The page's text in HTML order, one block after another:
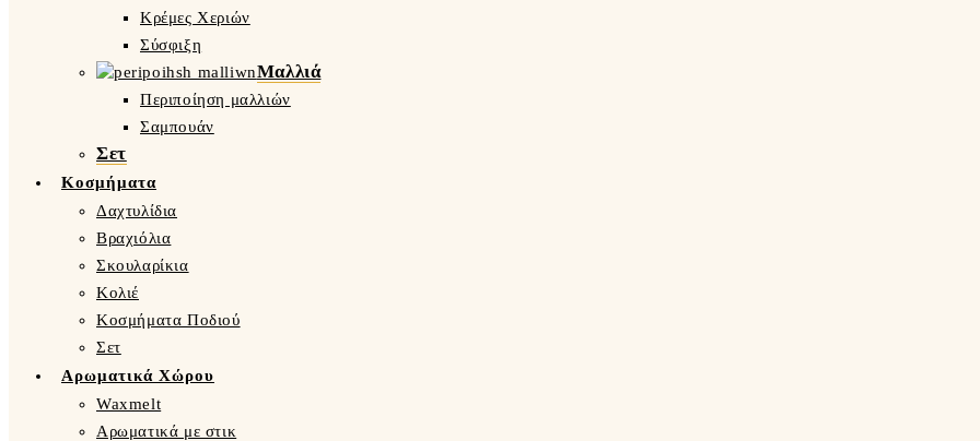
Κρέμες Χεριών
Σύσφιξη
Μαλλιά
Περιποίηση μαλλιών
Σαμπουάν
Σετ
Κοσμήματα
Δαχτυλίδια
Βραχιόλια
Σκουλαρίκια
Κολιέ
Κοσμήματα Ποδιού
Σετ
Αρωματικά Χώρου
Waxmelt
Αρωματικά με στικ